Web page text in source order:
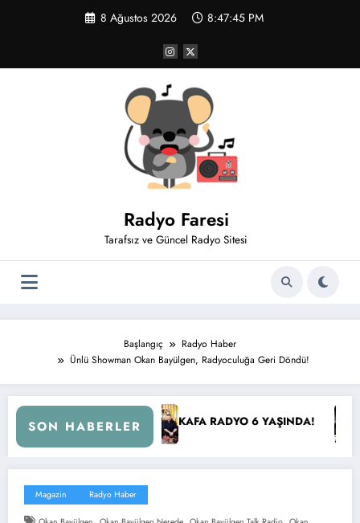
8 Ağustos 2026 8:47:45 PM
Radyo Faresi
Tarafsız ve Güncel Radyo Sitesi
Başlangıç
Radyo Haber
Ünlü Showman Okan Bayülgen, Radyoculuğa Geri Döndü!
SON HABERLER
KAFA RADYO 6 YAŞINDA! İBB Başkanı Ekrem
Magazin Radyo Haber